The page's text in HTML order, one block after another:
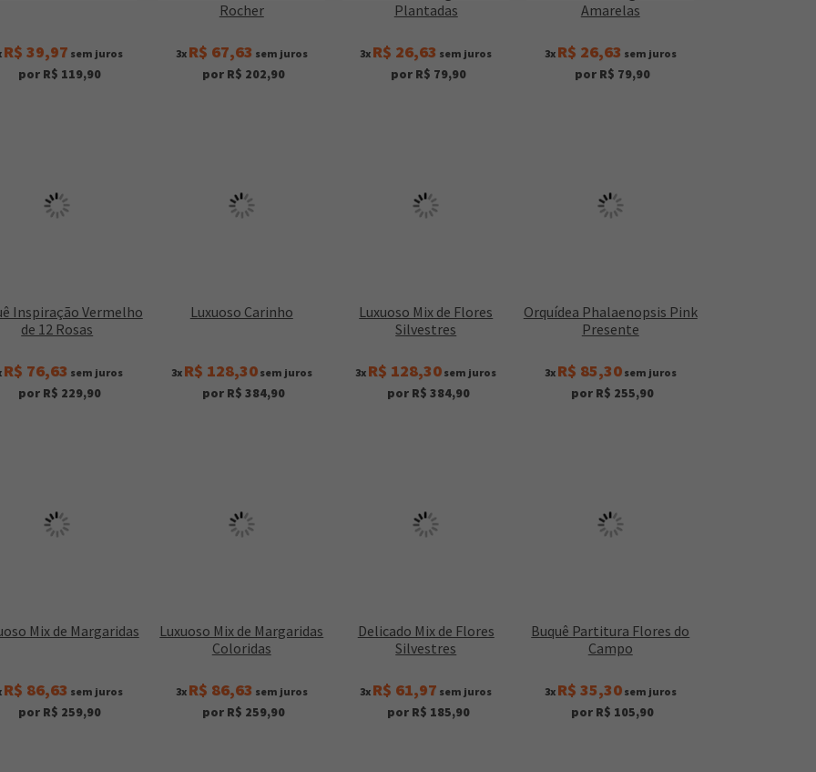
R$ 39,97 sem juros
por R$ 119,90
Rocher
3x R$ 67,63 sem juros
por R$ 202,90
Plantadas
3x R$ 26,63 sem juros
por R$ 79,90
Amarelas
3x R$ 26,63 sem juros
por R$ 79,90
Inspiração Vermelho
de 12 Rosas
R$ 76,63 sem juros
por R$ 229,90
Luxuoso Carinho
3x R$ 128,30sem juros
por R$ 384,90
Luxuoso Mix de Flores
Silvestres
3x R$ 128,30 sem juros
por R$ 384,90
Orquídea Phalaenopsis Pink
Presente
3x R$ 85,30sem juros
por R$ 255,90
Mix de Margaridas
R$ 86,63 sem juros
por R$ 259,90
Luxuoso Mix de Margaridas
Coloridas
3x R$ 86,63 sem juros
por R$ 259,90
Delicado Mix de Flores
Silvestres
3x R$ 61,97 sem juros
por R$ 185,90
Buquê Partitura Flores do
Campo
3x R$ 35,30sem juros
por R$ 105,90